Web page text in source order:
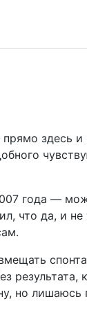
здесь и
года —
что да, и
но